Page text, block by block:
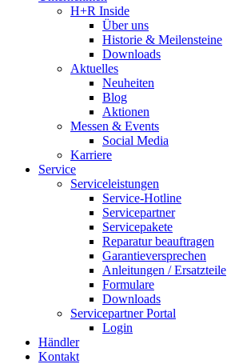
H+R Inside
Über uns
Historie & Meilensteine
Downloads
Aktuelles
Neuheiten
Blog
Aktionen
Messen & Events
Social Media
Karriere
Service
Serviceleistungen
Service-Hotline
Servicepartner
Servicepakete
Reparatur beauftragen
Garantieversprechen
Anleitungen / Ersatzteile
Formulare
Downloads
Servicepartner Portal
Login
Händler
Kontakt